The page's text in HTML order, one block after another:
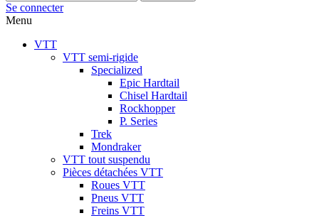
Se connecter
Menu
VTT
VTT semi-rigide
Specialized
Epic Hardtail
Chisel Hardtail
Rockhopper
P. Series
Trek
Mondraker
VTT tout suspendu
Pièces détachées VTT
Roues VTT
Pneus VTT
Freins VTT